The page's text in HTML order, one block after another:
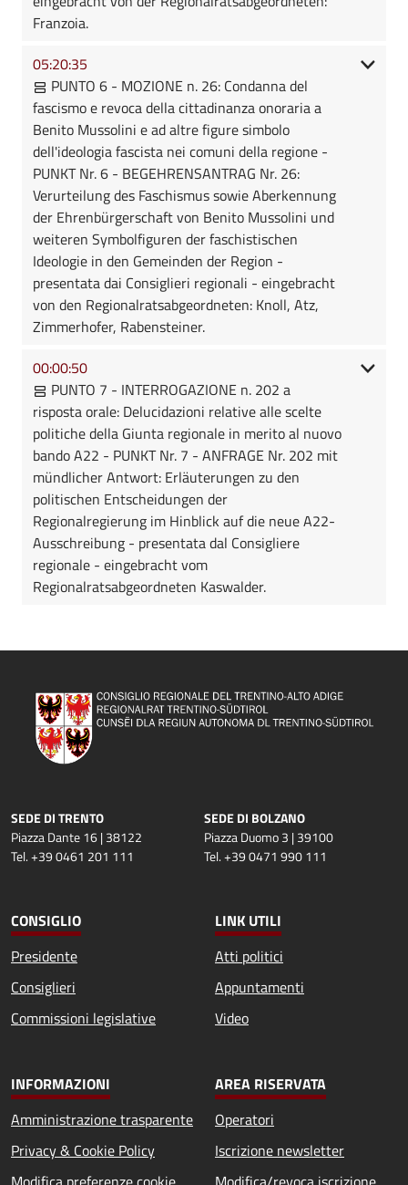
Franzoia.
05:20:35
PUNTO 6 - MOZIONE n. 26: Condanna del
fascismo e revoca della cittadinanza onoraria a
Benito Mussolini e ad altre figure simbolo
dell'ideologia fascista nei comuni della regione -
PUNKT Nr. 6 - BEGEHRENSANTRAG Nr. 26:
Verurteilung des Faschismus sowie Aberkennung
der Ehrenbürgerschaft von Benito Mussolini und
weiteren Symbolfiguren der faschistischen
Ideologie in den Gemeinden der Region -
presentata dai Consiglieri regionali - eingebracht
von den Regionalratsabgeordneten: Knoll, Atz,
Zimmerhofer, Rabensteiner.
00:00:50
PUNTO 7 - INTERROGAZIONE n. 202 a
risposta orale: Delucidazioni relative alle scelte
politiche della Giunta regionale in merito al nuovo
bando A22 - PUNKT Nr. 7 - ANFRAGE Nr. 202 mit
mündlicher Antwort: Erläuterungen zu den
politischen Entscheidungen der
Regionalregierung im Hinblick auf die neue A22-
Ausschreibung - presentata dal Consigliere
regionale - eingebracht vom
Regionalratsabgeordneten Kaswalder.
SEDE DI TRENTO
Piazza Dante 16 | 38122
Tel. +39 0461 201 111
SEDE DI BOLZANO
Piazza Duomo 3 | 39100
Tel. +39 0471 990 111
CONSIGLIO
Presidente
Consiglieri
Commissioni legislative
LINK UTILI
Atti politici
Appuntamenti
Video
INFORMAZIONI
Amministrazione trasparente
Privacy & Cookie Policy
AREA RISERVATA
Operatori
Iscrizione newsletter